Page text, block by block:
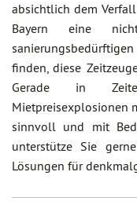
absichtlich dem
Bayern eine
finden, diese
Gerade in
Mietpreisexplosionen
sinnvoll und mit
unterstütze Sie
Lösungen für